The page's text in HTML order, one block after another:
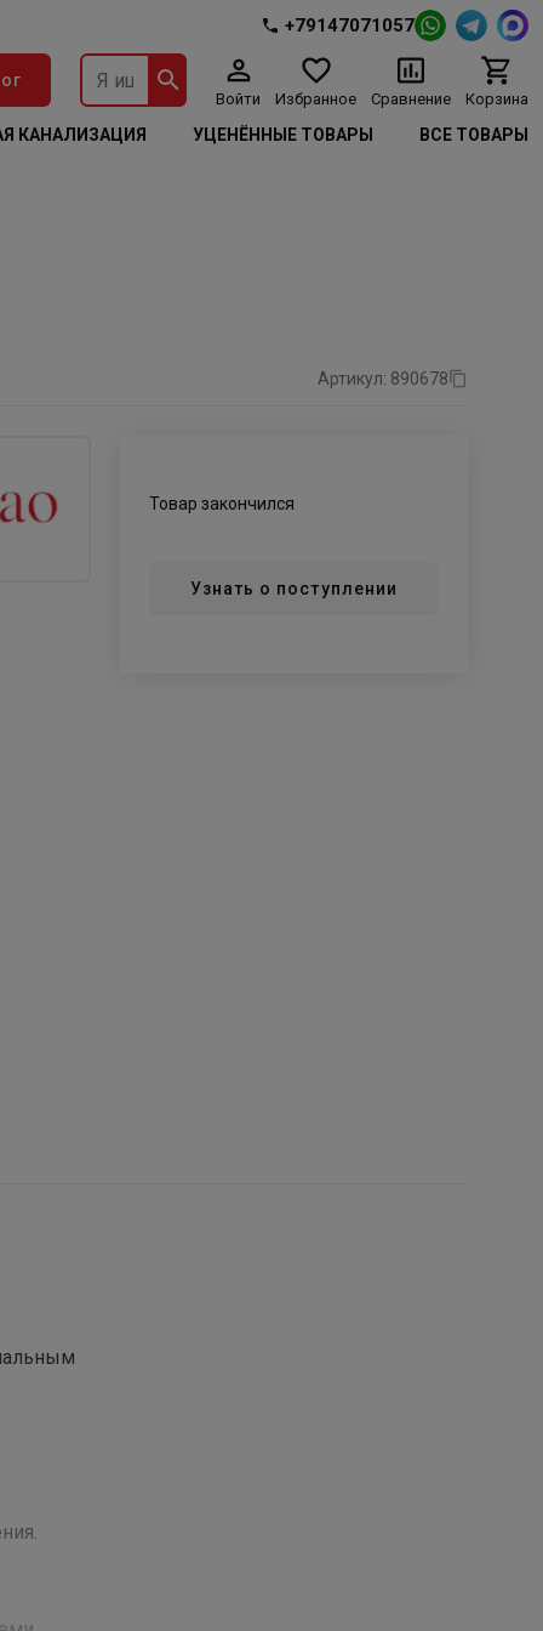
+79147071057
Войти Избранное Сравнение Корзина
КАНАЛИЗАЦИЯ УЦЕНЁННЫЕ ТОВАРЫ ВСЕ ТОВАРЫ
Артикул: 890678
Товар закончился
Узнать о поступлении